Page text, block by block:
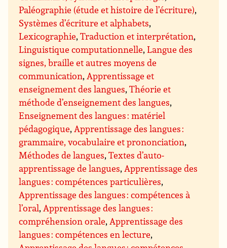
Paléographie (étude et histoire de l’écriture),
Systèmes d’écriture et alphabets,
Lexicographie,Traduction et interprétation,
Linguistique computationnelle,Langue des
signes, braille et autres moyens de
communication,Apprentissage et
enseignement des langues,Théorie et
méthode d’enseignement des langues,
Enseignement des langues : matériel
pédagogique,Apprentissage des langues :
grammaire, vocabulaire et prononciation,
Méthodes de langues,Textes d’auto-
apprentissage de langues,Apprentissage des
langues : compétences particulières,
Apprentissage des langues : compétences à
l’oral,Apprentissage des langues :
compréhension orale,Apprentissage des
langues : compétences en lecture,